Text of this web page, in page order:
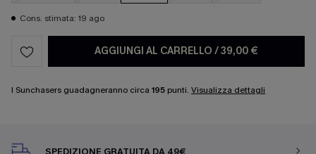
Cons. stimata: 19 ago
AGGIUNGI AL CARRELLO /39,00 €
I Sunchasers guadagneranno circa 195 punti. Visualizza dettagli
SPEDIZIONE GRATUITA DA 49€